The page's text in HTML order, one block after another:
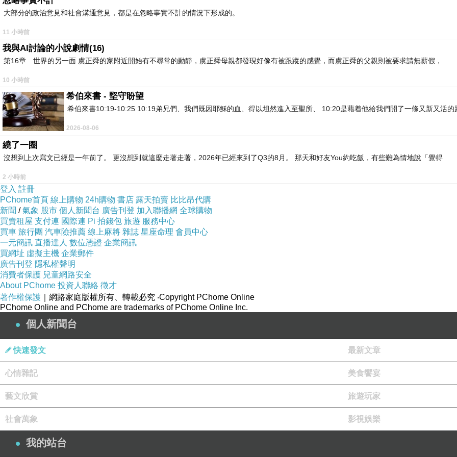
大部分的政治意見和社會溝通意見，都是在忽略事實不計的情況下形成的。
11 小時前
我與AI討論的小說劇情(16)
第16章 世界的另一面 虞正舜的家附近開始有不尋常的動靜，虞正舜母親都發現好像有被跟蹤的感覺，而虞正舜的父親則被要求請無薪假，
10 小時前
希伯來書 - 堅守盼望
希伯來書10:19-10:25 10:19弟兄們、我們既因耶穌的血、得以坦然進入至聖所、 10:20是藉着他給我們開了一條又新又活的
2026-08-06
繞了一圈
沒想到上次寫文已經是一年前了。 更沒想到就這麼走著走著，2026年已經來到了Q3的8月。 那天和好友You約吃飯，有些難為情地說「覺得
2 小時前
登入 註冊
PChome首頁 線上購物 24h購物 書店 露天拍賣 比比昂代購
新聞 /氣象 股市 個人新聞台 廣告刊登 加入聯播網 全球購物
買賣租屋 支付連 國際連 Pi 拍錢包 旅遊 服務中心
買車 旅行團 汽車險推薦 線上麻將 雜誌 星座命理 會員中心
一元簡訊 直播達人 數位憑證 企業簡訊
買網址 虛擬主機 企業郵件
廣告刊登 隱私權聲明
消費者保護 兒童網路安全
About PChome 投資人聯絡 徵才
著作權保護 ｜網路家庭版權所有、轉載必究 ‧Copyright PChome Online
PChome Online and PChome are trademarks of PChome Online Inc.
個人新聞台
快速發文 最新文章
心情雜記 美食饗宴
藝文欣賞 旅遊玩家
社會萬象 影視娛樂
我的站台